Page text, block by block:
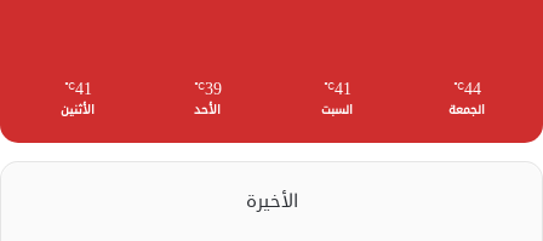
44
℃
الجمعة
41
℃
السبت
39
℃
الأحد
41
℃
الأثنين
الأخيرة